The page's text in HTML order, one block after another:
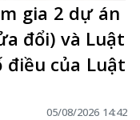
gia 2 dự án
đổi) và Luật
điều của Luật
05/08/2026 14:42